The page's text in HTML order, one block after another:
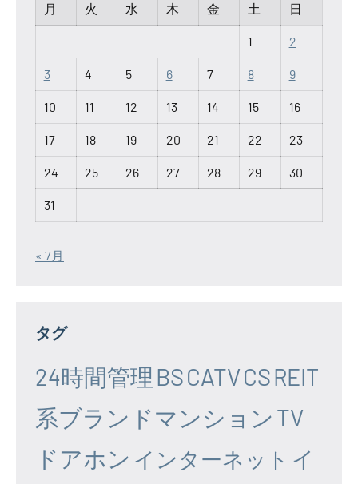
月
火 水 木 金 土 日
1 2
3 4 5 6 7 8 9
10 11 12 13 14 15 16
17 18 19 20 21 22 23
24 25 26 27 28 29 30
31
« 7月
タグ
24時間管理 BSCATVCSREIT
系ブランドマンション TV
ドアホン インターネット イ